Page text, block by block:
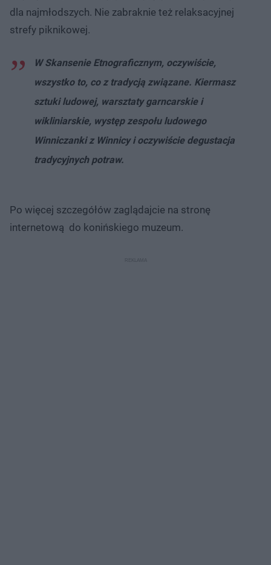
dla najmłodszych. Nie zabraknie też relaksacyjnej
strefy piknikowej.
W Skansenie Etnograficznym, oczywiście,
wszystko to, co z tradycją związane. Kiermasz
sztuki ludowej, warsztaty garncarskie i
wikliniarskie, występ zespołu ludowego
Winniczanki z Winnicy i oczywiście degustacja
tradycyjnych potraw.
Po więcej szczegółów zaglądajcie na stronę
internetową do konińskiego muzeum.